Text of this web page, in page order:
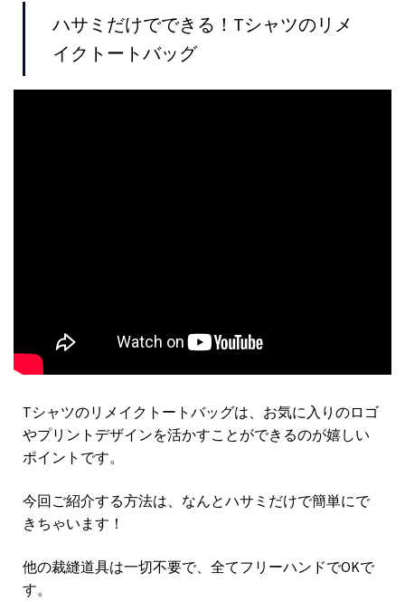
ハサミだけでできる！Tシャツのリメ
イクトートバッグ
Tシャツのリメイクトートバッグは、お気に入りのロゴ
やプリントデザインを活かすことができるのが嬉しい
ポイントです。
今回ご紹介する方法は、なんとハサミだけで簡単にで
きちゃいます！
他の裁縫道具は一切不要で、全てフリーハンドでOKで
す。